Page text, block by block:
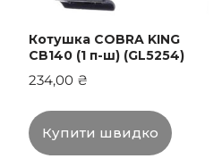
Котушка COBRA KING
CB140 (1 п-ш) (GL5254)
234,00 ₴
Купити швидко